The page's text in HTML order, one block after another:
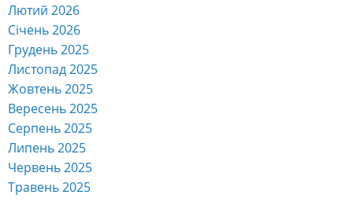
Лютий 2026
Січень 2026
Грудень 2025
Листопад 2025
Жовтень 2025
Вересень 2025
Серпень 2025
Липень 2025
Червень 2025
Травень 2025